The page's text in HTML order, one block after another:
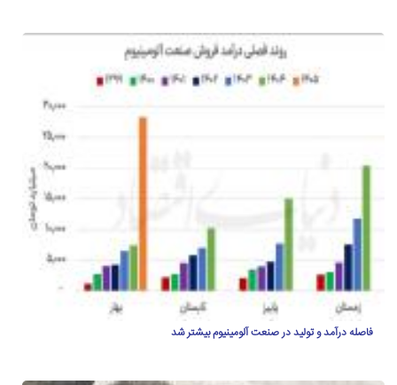
فاصله درآمد و تولید در صنعت آلومینیوم بیشتر شد